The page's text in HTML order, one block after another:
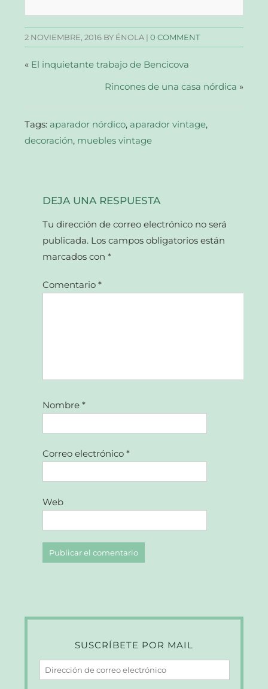
abre
una
ventana
nueva)
abre
una
ventana
nueva)
abre
una
ventana
nueva)
correo
a
un
amigo
abre
en
ventana
2 NOVIEMBRE, 2016 BY ÉNOLA |0 COMMENT
« El inquietante trabajo de Bencicova
Rincones de una casa nórdica »
Tags: aparador nórdico, aparador vintage,
decoración, muebles vintage
DEJA UNA RESPUESTA
Tu dirección de correo electrónico no será
publicada. Los campos obligatorios están
marcados con*
Comentario*
Nombre*
Correo electrónico*
Web
SUSCRÍBETE POR MAIL
Dirección
de